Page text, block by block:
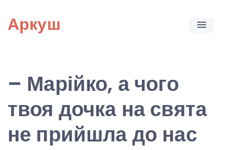
content
Аркуш
– Марійко, а чого
твоя дочка на свята
не прийшла до нас